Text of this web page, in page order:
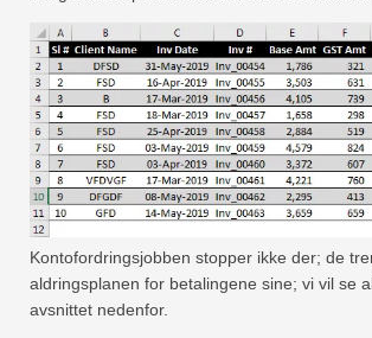
Kontofordringsjobben stopper ikke der; de
aldringsplanen for betalingene sine; vi vil se
avsnittet nedenfor.